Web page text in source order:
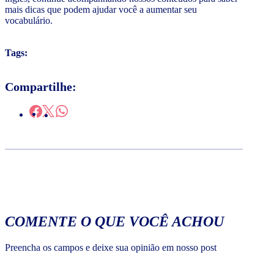
mais dicas que podem ajudar você a aumentar seu
vocabulário.
Tags:
Compartilhe:
COMENTE O QUE VOCÊ ACHOU
Preencha os campos e deixe sua opinião em nosso post